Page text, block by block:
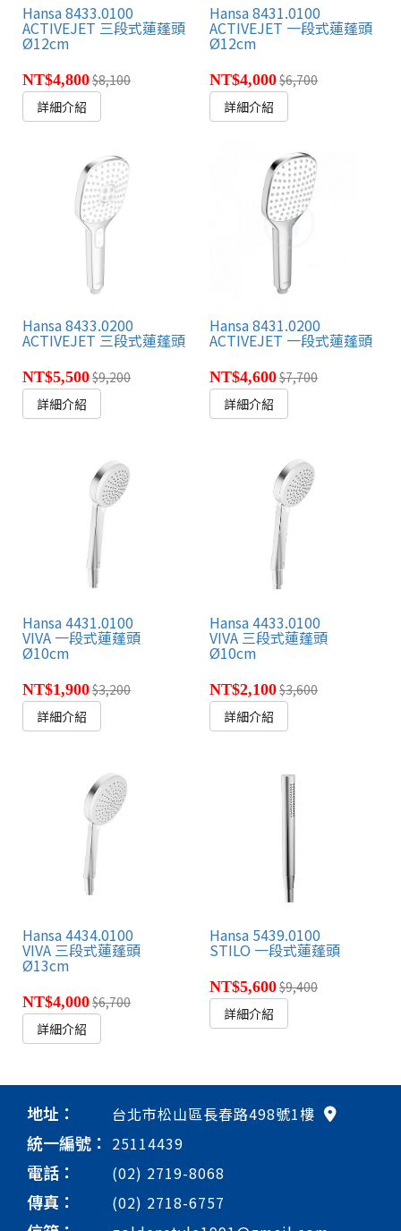
Hansa 8433.0100
ACTIVEJET 三段式蓮蓬頭
Ø12cm
NT$4,800$8,100
詳細介紹
Hansa 8431.0100
ACTIVEJET 一段式蓮蓬頭
Ø12cm
NT$4,000$6,700
詳細介紹
Hansa 8433.0200
ACTIVEJET 三段式蓮蓬頭
NT$5,500$9,200
詳細介紹
Hansa 8431.0200
ACTIVEJET 一段式蓮蓬頭
NT$4,600$7,700
詳細介紹
Hansa 4431.0100
VIVA 一段式蓮蓬頭
Ø10cm
NT$1,900$3,200
詳細介紹
Hansa 4433.0100
VIVA 三段式蓮蓬頭
Ø10cm
NT$2,100$3,600
詳細介紹
Hansa 4434.0100
VIVA 三段式蓮蓬頭
Ø13cm
NT$4,000$6,700
詳細介紹
Hansa 5439.0100
STILO 一段式蓮蓬頭
NT$5,600$9,400
詳細介紹
地址： 台北市松山區長春路498號1樓
統一編號： 25114439
電話： (02) 2719-8068
傳真： (02) 2718-6757